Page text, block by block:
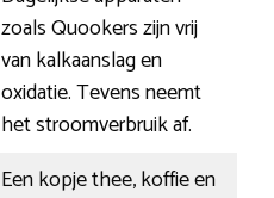
zoals Quookers zijn vrij
van kalkaanslag en
oxidatie. Tevens neemt
het stroomverbruik af.
Een kopje thee, koffie en